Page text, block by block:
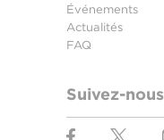
Événements
Actualités
FAQ
Suivez-nous